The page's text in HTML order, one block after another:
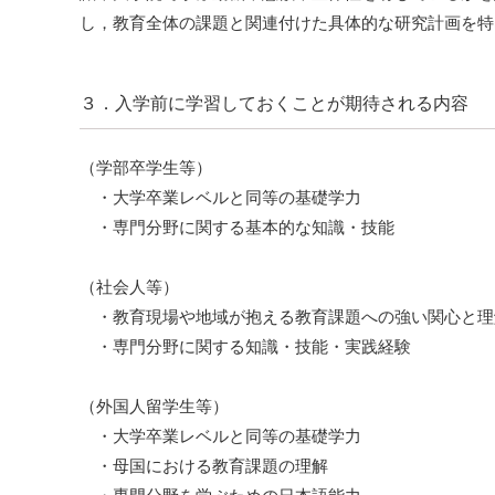
し，教育全体の課題と関連付けた具体的な研究計画を特
３．入学前に学習しておくことが期待される内容
（学部卒学生等）
・大学卒業レベルと同等の基礎学力
・専門分野に関する基本的な知識・技能
（社会人等）
・教育現場や地域が抱える教育課題への強い関心と
・専門分野に関する知識・技能・実践経験
（外国人留学生等）
・大学卒業レベルと同等の基礎学力
・母国における教育課題の理解